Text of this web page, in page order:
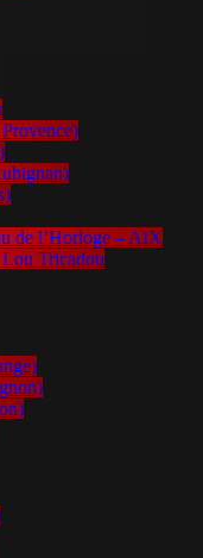
de l’Horloge – AIX
Tricadou